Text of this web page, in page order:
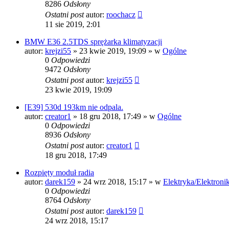
8286 Odsłony
Ostatni postautor: roochacz
11 sie 2019, 2:01
BMW E36 2.5TDS sprężarka klimatyzacji
autor: krejzi55 » 23 kwie 2019, 19:09 » w Ogólne
0 Odpowiedzi
9472 Odsłony
Ostatni postautor: krejzi55
23 kwie 2019, 19:09
[E39] 530d 193km nie odpala.
autor: creator1 » 18 gru 2018, 17:49 » w Ogólne
0 Odpowiedzi
8936 Odsłony
Ostatni postautor: creator1
18 gru 2018, 17:49
Rozpięty moduł radia
autor: darek159 » 24 wrz 2018, 15:17 » w Elektryka/
0 Odpowiedzi
8764 Odsłony
Ostatni postautor: darek159
24 wrz 2018, 15:17